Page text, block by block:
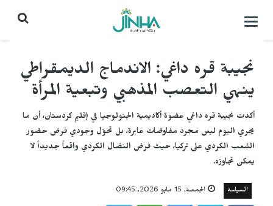
التحكم
نجيبة قره داغي: الاندماج الديمقراطي
ينهي التعصب المذهبي وتبعية المرأة
أكدت نجيبة قره داغي عضوة أكاديمية الجنولوجيا في إقليم كردستان، أن ما
يجري اليوم ليس مجرد مفاوضات عابرة، بل تحوّل وجودي فرض حضور
الشعب الكردي على تركيا، حيث فرض النضال الكردي واقعاً جديداً لا
يمكن تجاوزه.
السياسة الجمعـة, 15 مايو 2026, 09:45